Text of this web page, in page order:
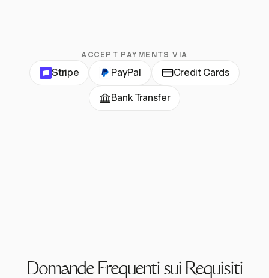
ACCEPT PAYMENTS VIA
Stripe PayPal Credit Cards
Bank Transfer
Domande Frequenti sui Requisiti